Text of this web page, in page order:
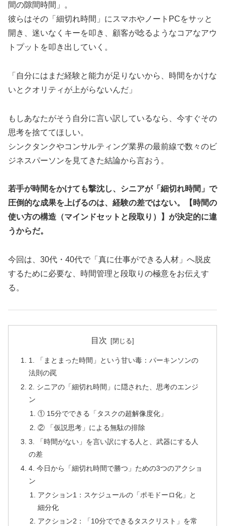
間の隙間時間」。
彼らはその「細切れ時間」にスマホやノートPCをサッと
開き、迷いなくキーを叩き、顧客が唸るようなコアなアウ
トプットを叩き出していく。
「自分にはまだ経験と能力が足りないから、時間をかけな
いとクオリティが上がらないんだ」
もしあなたがそう自分に言い訳しているなら、今すぐその
思考を捨ててほしい。
シンクタンクやコンサルティング業界の最前線で数々のビ
ジネスパーソンを見てきた結論から言おう。
若手が時間をかけても撃沈し、シニアが「細切れ時間」で
圧倒的な成果を上げるのは、経験の差ではない。【時間の
使い方の構造（マインドセットと段取り）】が決定的に違
うからだ。
今回は、30代・40代で「真に仕事ができる人材」へ脱皮
するために必要な、時間管理と段取りの極意をお伝えす
る。
目次
1. 「まとまった時間」という甘い毒：パーキンソンの
法則の罠
2. シニアの「細切れ時間」に隠された、思考のエンジ
ン
① 15分でできる「タスクの超解像度化」
② 「仮説思考」による無駄の排除
3. 「時間がない」を言い訳にする人と、武器にする人
の差
4. 今日から「細切れ時間で勝つ」ための3つのアクショ
ン
アクション1：スケジュールの「ポモドーロ化」と
細分化
アクション2：「10分でできるタスクリスト」を常